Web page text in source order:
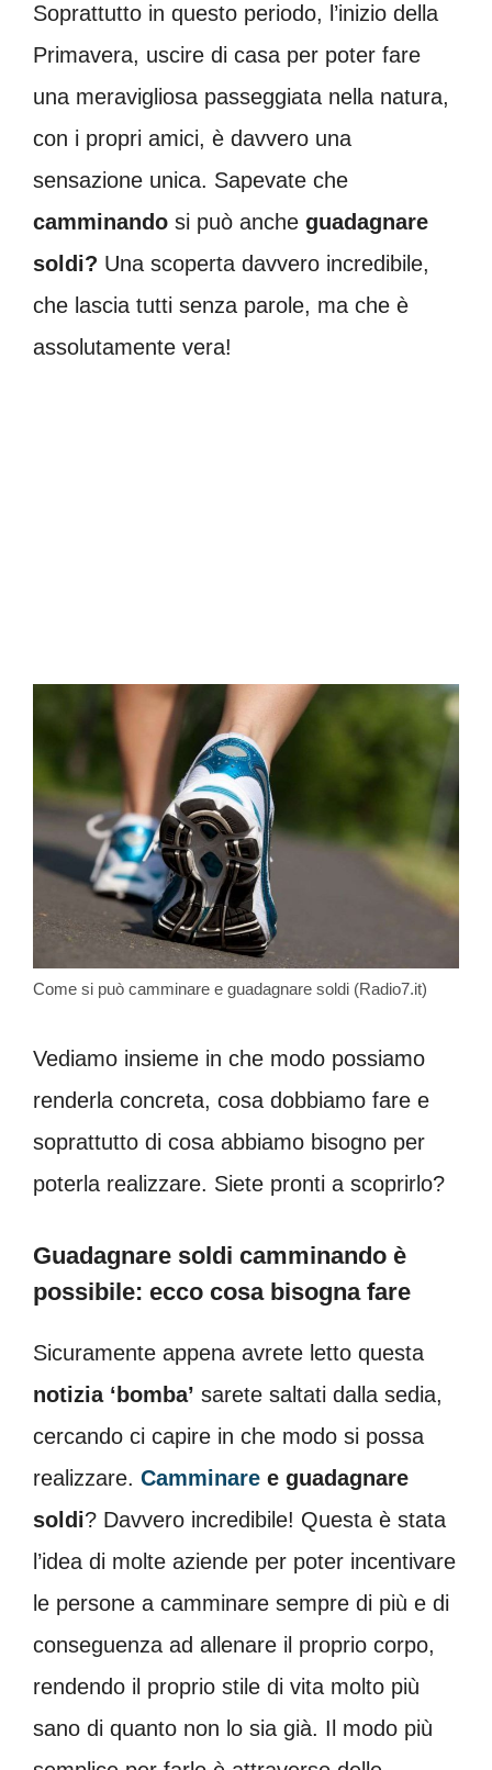
Soprattutto in questo periodo, l’inizio della
Primavera, uscire di casa per poter fare
una meravigliosa passeggiata nella natura,
con i propri amici, è davvero una
sensazione unica. Sapevate che
camminando si può anche guadagnare
soldi? Una scoperta davvero incredibile,
che lascia tutti senza parole, ma che è
assolutamente vera!
Come si può camminare e guadagnare soldi (Radio7.it)
Vediamo insieme in che modo possiamo
renderla concreta, cosa dobbiamo fare e
soprattutto di cosa abbiamo bisogno per
poterla realizzare. Siete pronti a scoprirlo?
Guadagnare soldi camminando è
possibile: ecco cosa bisogna fare
Sicuramente appena avrete letto questa
notizia ‘bomba’ sarete saltati dalla sedia,
cercando ci capire in che modo si possa
realizzare. Camminare e guadagnare
soldi? Davvero incredibile! Questa è stata
l’idea di molte aziende per poter incentivare
le persone a camminare sempre di più e di
conseguenza ad allenare il proprio corpo,
rendendo il proprio stile di vita molto più
sano di quanto non lo sia già. Il modo più